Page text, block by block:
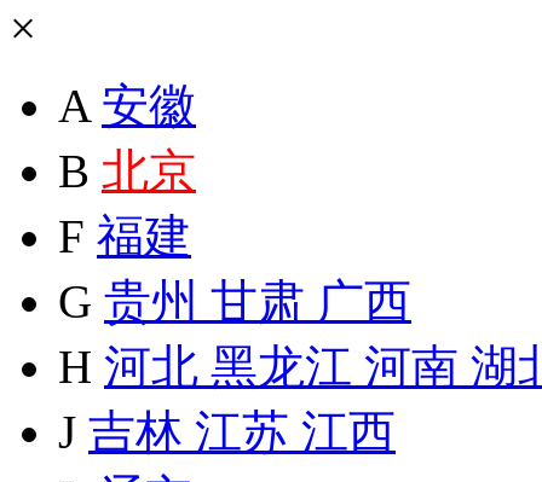
×
A 安徽
B 北京
F 福建
G 贵州 甘肃 广西
H 河北 黑龙江 河南 湖
J 吉林 江苏 江西